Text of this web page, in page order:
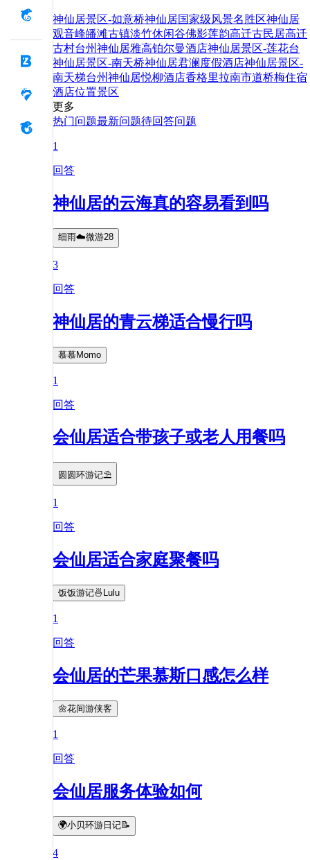
神仙居景区-如意桥神仙居国家级风景名胜区神仙居
观音峰皤滩古镇淡竹休闲谷佛影莲韵高迁古民居高迁
古村台州神仙居雅高铂尔曼酒店神仙居景区-莲花台
神仙居景区-南天桥神仙居君澜度假酒店神仙居景区-
南天梯台州神仙居悦柳酒店香格里拉南市道桥梅住宿
酒店位置景区
更多
热门问题最新问题待回答问题
1
回答
神仙居的云海真的容易看到吗
细雨☁️微游28
3
回答
神仙居的青云梯适合慢行吗
慕慕Momo
1
回答
会仙居适合带孩子或老人用餐吗
圆圆环游记⛱
1
回答
会仙居适合家庭聚餐吗
饭饭游记🍜Lulu
1
回答
会仙居的芒果慕斯口感怎么样
🌼花间游侠客
1
回答
会仙居服务体验如何
🌍小贝环游日记📝
4